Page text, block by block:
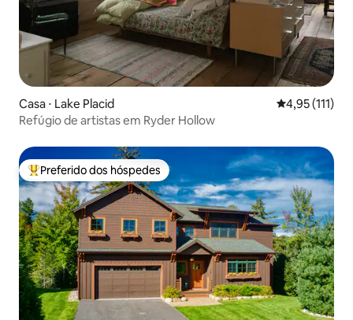
Casa ⋅ Lake Placid 4,95 de uma
4,95 (111)
Refúgio de artistas em Ryder Hollow
Entre os melhores preferidos dos hóspedes
Preferido dos hóspedes